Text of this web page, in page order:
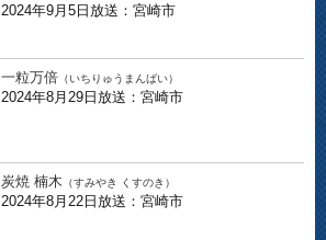
2024年9月5日放送：宮崎市
一粒万倍 （いちりゅうまんばい）
2024年8月29日放送：宮崎市
炭焼 楠木 （すみやき くすのき）
2024年8月22日放送：宮崎市